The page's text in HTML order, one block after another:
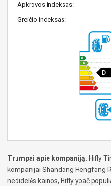
Apkrovos indeksas:
Greičio indeksas:
D
Trumpai apie kompaniją. Hifly
kompanijai Shandong Hengfeng
nedidelės kainos, Hifly ypač